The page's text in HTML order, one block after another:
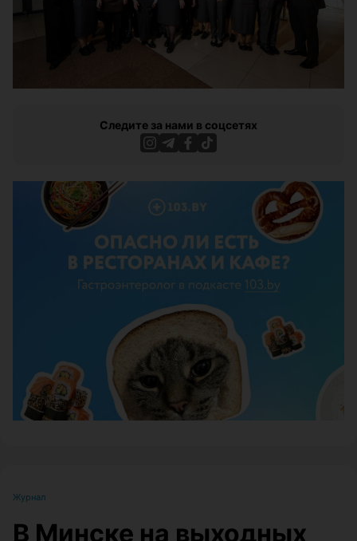
Следите за нами в соцсетях
Журнал
В Минске на выходных